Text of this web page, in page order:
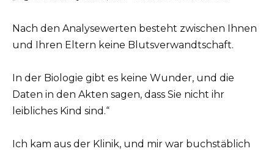
Nach den Analysewerten besteht zwischen Ihnen
und Ihren Eltern keine Blutsverwandtschaft.
In der Biologie gibt es keine Wunder, und die
Daten in den Akten sagen, dass Sie nicht ihr
leibliches Kind sind.“
Ich kam aus der Klinik, und mir war buchstäblich